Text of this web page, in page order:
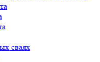
сваях